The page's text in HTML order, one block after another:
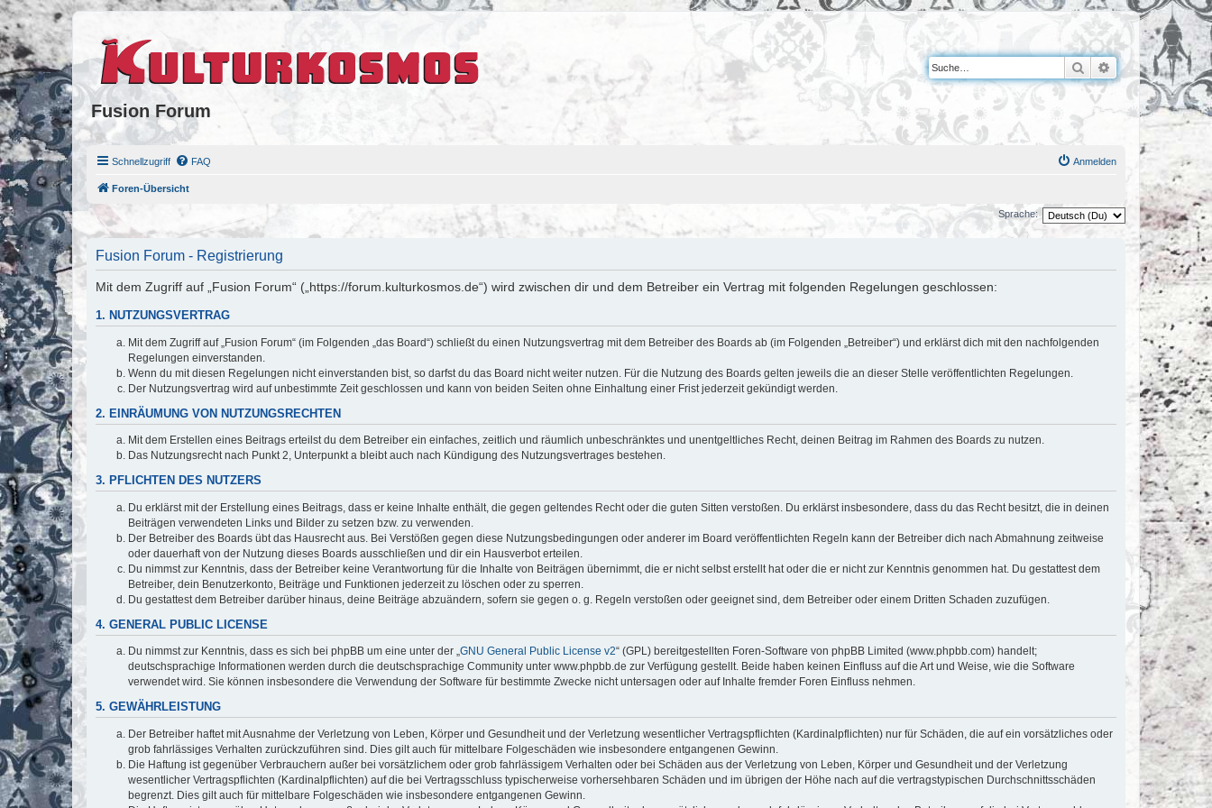
Fusion Forum
Suche Erweiterte Suche
Schnellzugriff FAQ Anmelden
Foren-Übersicht
Sprache:
Fusion Forum - Registrierung
Mit dem Zugriff auf „Fusion Forum“ („https://forum.kulturkosmos.de“) wird zwischen dir und dem Betreiber ein Vertrag mit folgenden Regelungen geschlossen:
1. NUTZUNGSVERTRAG
Mit dem Zugriff auf „Fusion Forum“ (im Folgenden „das Board“) schließt du einen Nutzungsvertrag mit dem Betreiber des Boards ab (im Folgenden „Betreiber“) und erklärst dich mit den nachfolgenden
Regelungen einverstanden.
Wenn du mit diesen Regelungen nicht einverstanden bist, so darfst du das Board nicht weiter nutzen. Für die Nutzung des Boards gelten jeweils die an dieser Stelle veröffentlichten Regelungen.
Der Nutzungsvertrag wird auf unbestimmte Zeit geschlossen und kann von beiden Seiten ohne Einhaltung einer Frist jederzeit gekündigt werden.
2. EINRÄUMUNG VON NUTZUNGSRECHTEN
Mit dem Erstellen eines Beitrags erteilst du dem Betreiber ein einfaches, zeitlich und räumlich unbeschränktes und unentgeltliches Recht, deinen Beitrag im Rahmen des Boards zu nutzen.
Das Nutzungsrecht nach Punkt 2, Unterpunkt a bleibt auch nach Kündigung des Nutzungsvertrages bestehen.
3. PFLICHTEN DES NUTZERS
Du erklärst mit der Erstellung eines Beitrags, dass er keine Inhalte enthält, die gegen geltendes Recht oder die guten Sitten verstoßen. Du erklärst insbesondere, dass du das Recht besitzt, die in deinen
Beiträgen verwendeten Links und Bilder zu setzen bzw. zu verwenden.
Der Betreiber des Boards übt das Hausrecht aus. Bei Verstößen gegen diese Nutzungsbedingungen oder anderer im Board veröffentlichten Regeln kann der Betreiber dich nach Abmahnung zeitweise
oder dauerhaft von der Nutzung dieses Boards ausschließen und dir ein Hausverbot erteilen.
Du nimmst zur Kenntnis, dass der Betreiber keine Verantwortung für die Inhalte von Beiträgen übernimmt, die er nicht selbst erstellt hat oder die er nicht zur Kenntnis genommen hat. Du gestattest dem
Betreiber, dein Benutzerkonto, Beiträge und Funktionen jederzeit zu löschen oder zu sperren.
Du gestattest dem Betreiber darüber hinaus, deine Beiträge abzuändern, sofern sie gegen o. g. Regeln verstoßen oder geeignet sind, dem Betreiber oder einem Dritten Schaden zuzufügen.
4. GENERAL PUBLIC LICENSE
Du nimmst zur Kenntnis, dass es sich bei phpBB um eine unter der „GNU General Public License v2“ (GPL) bereitgestellten Foren-Software von phpBB Limited (www.phpbb.com) handelt;
deutschsprachige Informationen werden durch die deutschsprachige Community unter www.phpbb.de zur Verfügung gestellt. Beide haben keinen Einfluss auf die Art und Weise, wie die Software
verwendet wird. Sie können insbesondere die Verwendung der Software für bestimmte Zwecke nicht untersagen oder auf Inhalte fremder Foren Einfluss nehmen.
5. GEWÄHRLEISTUNG
Der Betreiber haftet mit Ausnahme der Verletzung von Leben, Körper und Gesundheit und der Verletzung wesentlicher Vertragspflichten (Kardinalpflichten) nur für Schäden, die auf ein vorsätzliches oder
grob fahrlässiges Verhalten zurückzuführen sind. Dies gilt auch für mittelbare Folgeschäden wie insbesondere entgangenen Gewinn.
Die Haftung ist gegenüber Verbrauchern außer bei vorsätzlichem oder grob fahrlässigem Verhalten oder bei Schäden aus der Verletzung von Leben, Körper und Gesundheit und der Verletzung
wesentlicher Vertragspflichten (Kardinalpflichten) auf die bei Vertragsschluss typischerweise vorhersehbaren Schäden und im übrigen der Höhe nach auf die vertragstypischen Durchschnittsschäden
begrenzt. Dies gilt auch für mittelbare Folgeschäden wie insbesondere entgangenen Gewinn.